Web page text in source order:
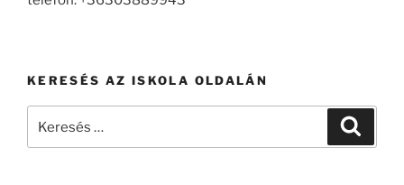
KERESÉS AZ ISKOLA OLDALÁN